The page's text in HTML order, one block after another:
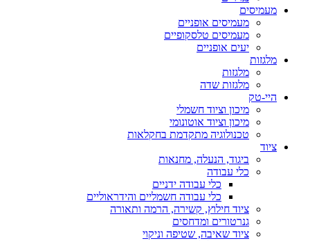
מעמיסים
מעמיסים אופניים
מעמיסים טלסקופיים
יעים אופניים
מלגזות
מלגזות
מלגזות שדה
היי-טק
מיכון וציוד חשמלי
מיכון וציוד אוטונומי
טכנולוגיה מתקדמת בחקלאות
ציוד
ביגוד, הנעלה, מחנאות
כלי עבודה
כלי עבודה ידניים
כלי עבודה חשמליים והידראוליים
ציוד חילוץ, קשירה, הרמה ותאורה
גנרטורים ומדחסים
ציוד שאיבה, שטיפה וניקוי